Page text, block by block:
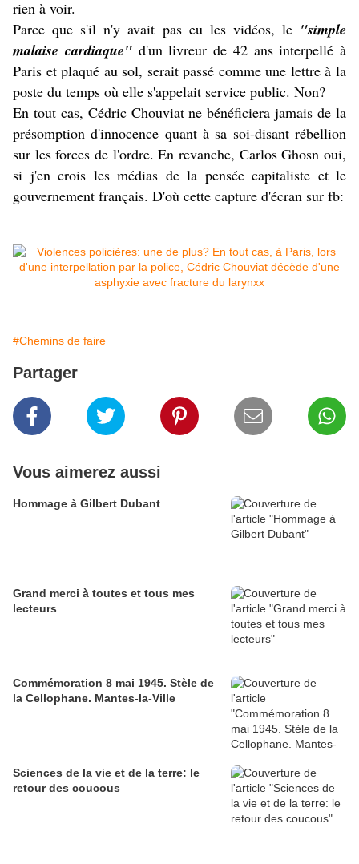
rien à voir.
Parce que s'il n'y avait pas eu les vidéos, le "simple
malaise cardiaque"d'un livreur de 42 ans interpellé à
Paris et plaqué au sol, serait passé comme une lettre à la
poste du temps où elle s'appelait service public. Non?
En tout cas, Cédric Chouviat ne bénéficiera jamais de la
présomption d'innocence quant à sa soi-disant rébellion
sur les forces de l'ordre. En revanche, Carlos Ghosn oui,
si j'en crois les médias de la pensée capitaliste et le
gouvernement français. D'où cette capture d'écran sur fb:
#Chemins de faire
Partager
Vous aimerez aussi
Hommage à Gilbert Dubant
Grand merci à toutes et tous mes
lecteurs
Commémoration 8 mai 1945. Stèle de
la Cellophane. Mantes-la-Ville
Sciences de la vie et de la terre: le
retour des coucous